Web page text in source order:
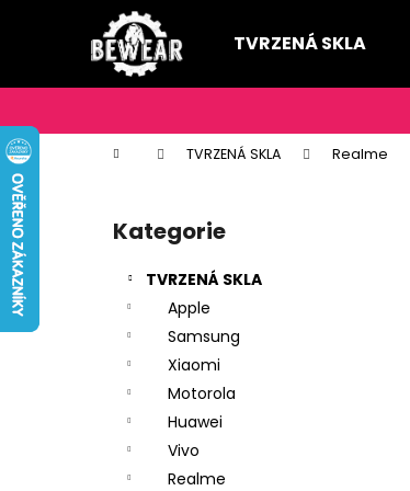
TVRZENÁ SKLA
Domů TVRZENÁ SKLA Realme
Přeskočit
kategorie
Kategorie
TVRZENÁ SKLA
Apple
Samsung
Xiaomi
Motorola
Huawei
Vivo
Realme
í
k
Zpět
do
Zpět
do